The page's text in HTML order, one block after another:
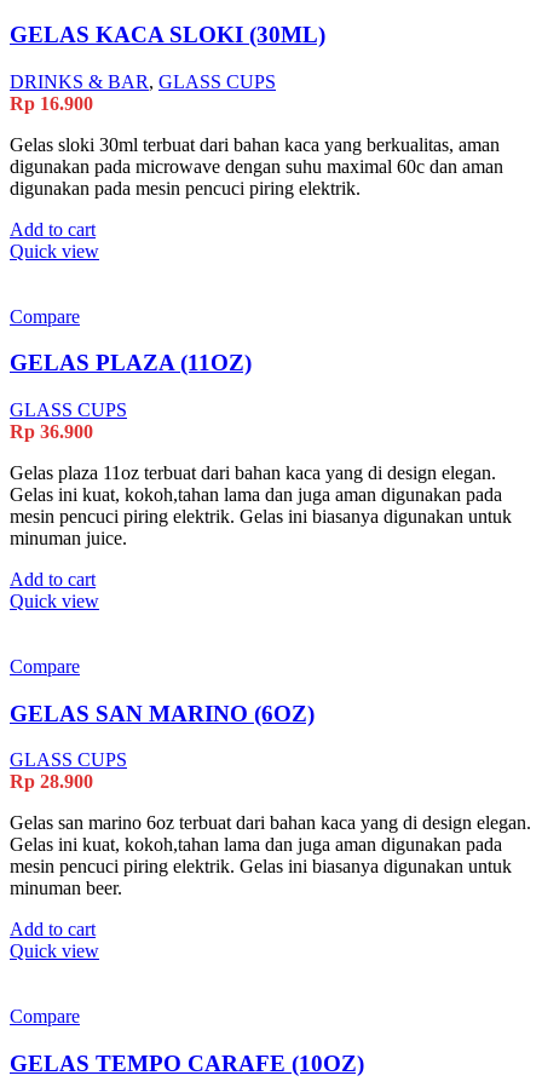
GELAS KACA SLOKI (30ML)
DRINKS & BAR, GLASS CUPS
Rp 16.900
Gelas sloki 30ml terbuat dari bahan kaca yang berkualitas, aman
digunakan pada microwave dengan suhu maximal 60c dan aman
digunakan pada mesin pencuci piring elektrik.
Add to cart
Quick view
Compare
GELAS PLAZA (11OZ)
GLASS CUPS
Rp 36.900
Gelas plaza 11oz terbuat dari bahan kaca yang di design elegan.
Gelas ini kuat, kokoh,tahan lama dan juga aman digunakan pada
mesin pencuci piring elektrik. Gelas ini biasanya digunakan untuk
minuman juice.
Add to cart
Quick view
Compare
GELAS SAN MARINO (6OZ)
GLASS CUPS
Rp 28.900
Gelas san marino 6oz terbuat dari bahan kaca yang di design elegan.
Gelas ini kuat, kokoh,tahan lama dan juga aman digunakan pada
mesin pencuci piring elektrik. Gelas ini biasanya digunakan untuk
minuman beer.
Add to cart
Quick view
Compare
GELAS TEMPO CARAFE (10OZ)